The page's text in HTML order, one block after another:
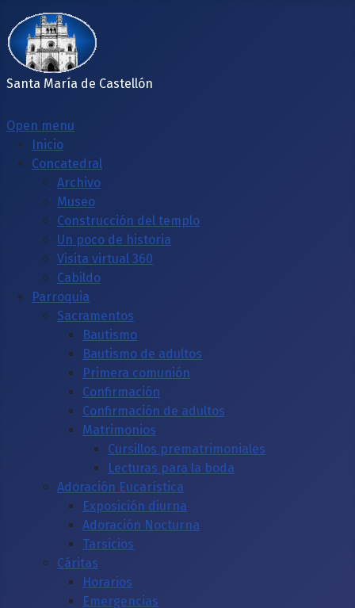
Santa María de Castellón
Open menu
Inicio
Concatedral
Archivo
Museo
Construcción del templo
Un poco de historia
Visita virtual 360
Cabildo
Parroquia
Sacramentos
Bautismo
Bautismo de adultos
Primera comunión
Confirmación
Confirmación de adultos
Matrimonios
Cursillos prematrimoniales
Lecturas para la boda
Adoración Eucarística
Exposición diurna
Adoración Nocturna
Tarsicios
Cáritas
Horarios
Emergencias